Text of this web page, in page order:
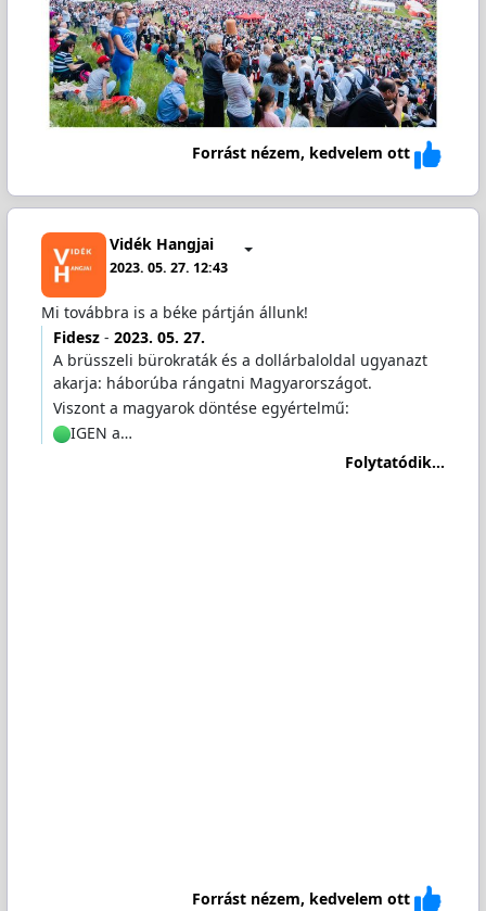
Forrást nézem, kedvelem ott
Vidék Hangjai
2023. 05. 27. 12:43
Mi továbbra is a béke pártján állunk!
Fidesz- 2023. 05. 27.
A brüsszeli bürokraták és a dollárbaloldal ugyanazt
akarja: háborúba rángatni Magyarországot.
Viszont a magyarok döntése egyértelmű:
IGEN a…
Folytatódik...
Forrást nézem, kedvelem ott